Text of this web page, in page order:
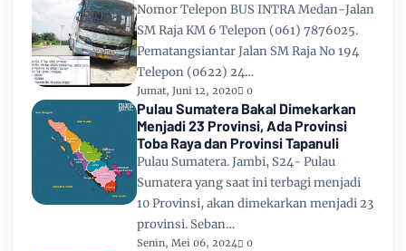
Nomor Telepon BUS INTRA Medan-Jalan
SM Raja KM 6 Telepon (061) 7876025.
Pematangsiantar Jalan SM Raja No 194
Telepon (0622) 24…
Jumat, Juni 12, 2020 0
Pulau Sumatera Bakal Dimekarkan
Menjadi 23 Provinsi, Ada Provinsi
Toba Raya dan Provinsi Tapanuli
Pulau Sumatera. Jambi, S24- Pulau
Sumatera yang saat ini terbagi menjadi
10 Provinsi, akan dimekarkan menjadi 23
provinsi. Seban…
Senin, Mei 06, 2024 0